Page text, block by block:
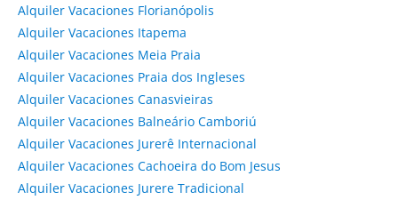
Alquiler Vacaciones Florianópolis
Alquiler Vacaciones Itapema
Alquiler Vacaciones Meia Praia
Alquiler Vacaciones Praia dos Ingleses
Alquiler Vacaciones Canasvieiras
Alquiler Vacaciones Balneário Camboriú
Alquiler Vacaciones Jurerê Internacional
Alquiler Vacaciones Cachoeira do Bom Jesus
Alquiler Vacaciones Jurere Tradicional